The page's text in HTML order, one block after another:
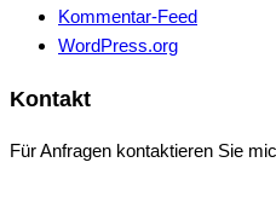
Kommentar-Feed
WordPress.org
Kontakt
Für Anfragen kontaktieren Sie